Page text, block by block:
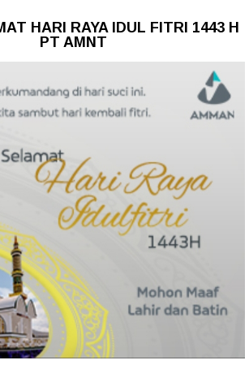
HARI RAYA IDUL FITRI 1443 H
PT AMNT